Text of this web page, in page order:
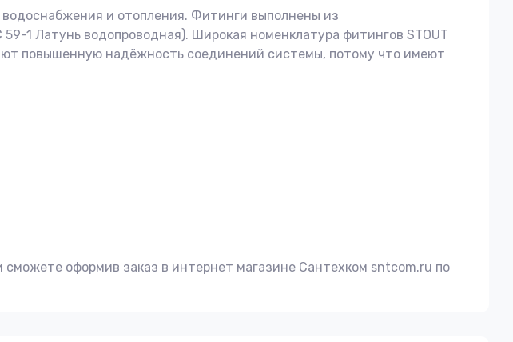
и отопления. Фитинги выполнены из
1 Латунь водопроводная). Широкая номенклатура фитингов STOUT
повышенную надёжность соединений системы, потому что имеют
оформив заказ в интернет магазине Сантехком sntcom.ru по